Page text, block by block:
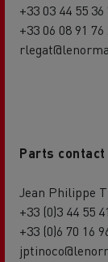
+33 03 44 55 36
+33 06 08 91 76
Parts contact
Jean Philippe
+33 (0)3 44 55
+33 (0)6 70 16